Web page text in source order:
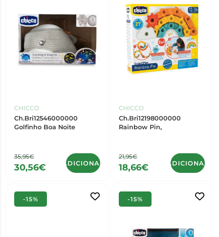
CHICCO
Ch.Bri12546000000
Golfinho Boa Noite
35,95€
30,56€ ADICIONAR
CHICCO
Ch.Bri12198000000
Rainbow Pin,
21,95€
18,66€ ADICIONAR
-15% -15%